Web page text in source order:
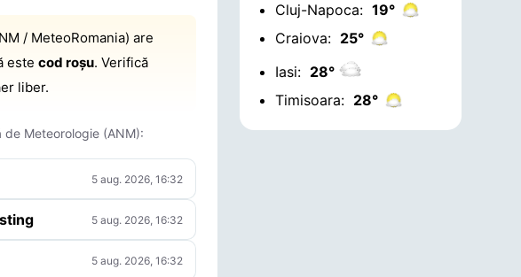
/ MeteoRomania) are
estecod roșu. Verifică
liber.
Meteorologie (ANM):
5 aug. 2026, 16:32
5 aug. 2026, 16:32
5 aug. 2026, 16:32
Cluj-Napoca: 19°
Craiova: 25°
Iasi: 28°
Timisoara: 28°